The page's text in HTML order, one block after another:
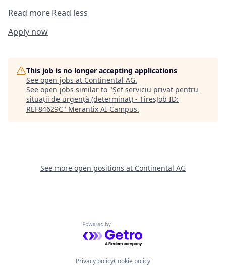
Read more Read less
Apply now
This job is no longer accepting applications
See open jobs at Continental AG.
See open jobs similar to "Șef serviciu privat pentru
situații de urgență (determinat) - TiresJob ID:
REF84629C" Merantix AI Campus.
See more open positions at Continental AG
Powered by Getro.com
Privacy policyCookie policy